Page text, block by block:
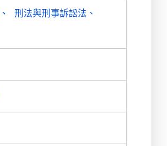
刑法與刑事訴訟法